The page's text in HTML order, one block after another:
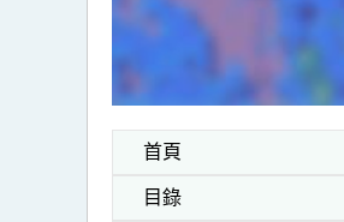
首頁
目錄